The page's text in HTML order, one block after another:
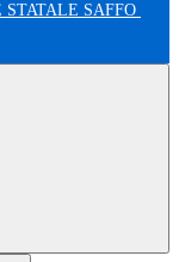
SAFFO